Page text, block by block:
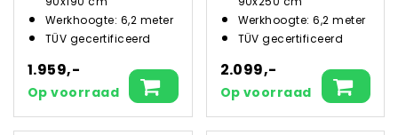
Werkhoogte: 6,2 meter
TÜV gecertificeerd
1.959,-
Op voorraad
Werkhoogte: 6,2 meter
TÜV gecertificeerd
2.099,-
Op voorraad